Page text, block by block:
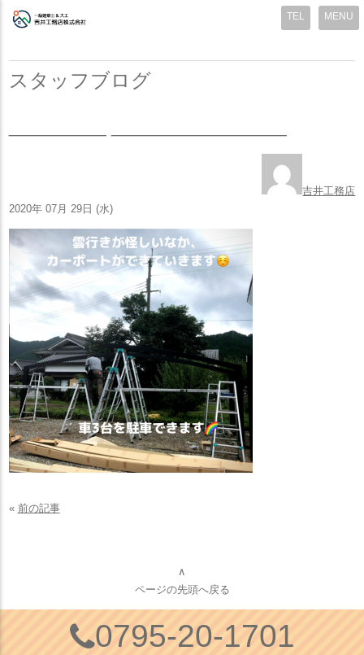
MENU
スタッフブログ
吉井工務店
2020年 07月 29日 (水)
« 前の記事
∧
ページの先頭へ戻る
0795-20-1701